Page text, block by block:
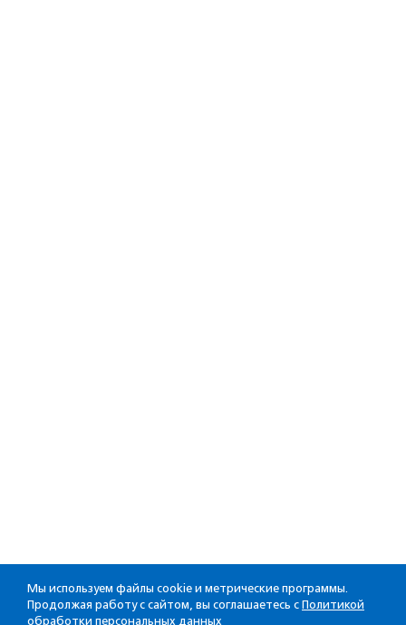
Мы используем файлы cookie и метрические программы.
Продолжая работу с сайтом, вы соглашаетесь с Политикой
обработки персональных данных